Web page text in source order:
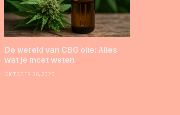
De wereld van CBG olie: Alles
wat je moet weten
OKTOBER 26, 2025